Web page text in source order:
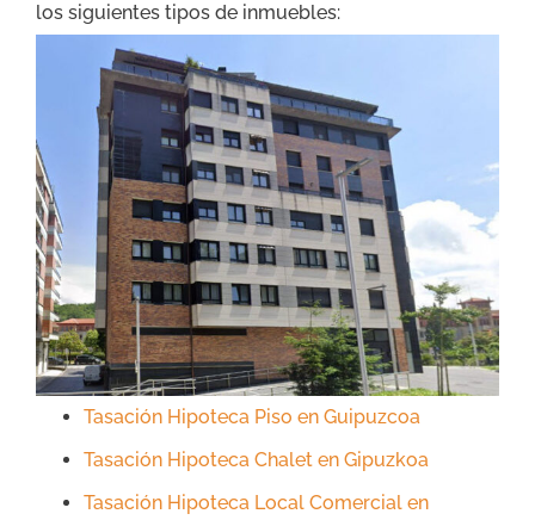
los siguientes tipos de inmuebles:
Tasación Hipoteca Piso en Guipuzcoa
Tasación Hipoteca Chalet en Gipuzkoa
Tasación Hipoteca Local Comercial en